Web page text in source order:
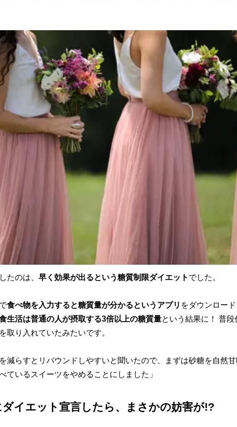
たのは、 早く効果が出るという糖質制限ダイエット でした。
食べ物を入力すると糖質量が分かるというアプリ をダウンロー
生活は普通の人が摂取する3倍以上の糖質量という結果に！ 普
取り入れていたみたいです。
減らすとリバウンドしやすいと聞いたので、まずは砂糖を自然甘
ているスイーツをやめることにしました」
イエット宣言したら、まさかの妨害が!?